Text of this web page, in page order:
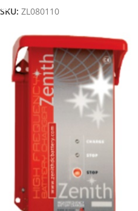
SKU: ZL080110